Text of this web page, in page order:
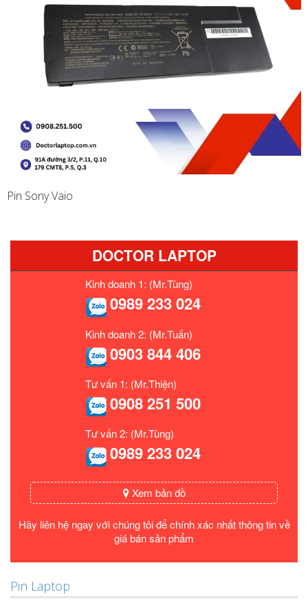
Pin Sony Vaio
DOCTOR LAPTOP
Kinh doanh 1: (Mr.Tùng)
0989 233 024
Kinh doanh 2: (Mr.Tuấn)
0903 844 406
Tư vấn 1: (Mr.Thiện)
0908 251 500
Tư vấn 2: (Mr.Tùng)
0989 233 024
Xem bản đồ
Hãy liên hệ ngay với chúng tôi để chính xác nhất thông tin về
giá bán sản phẩm
Pin Laptop